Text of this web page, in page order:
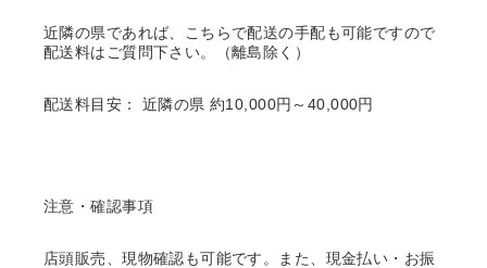
近隣の県であれば、こちらで配送の手配も可能ですので
配送料はご質問下さい。（離島除く）
配送料目安： 近隣の県 約10,000円～40,000円
注意・確認事項
店頭販売、現物確認も可能です。また、現金払い・お振